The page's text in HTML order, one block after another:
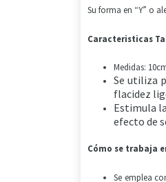
Su forma en “Y” o
Caracteristicas
Medidas:
Se utiliza
flacidez
Estimula
efecto de
Cómo se trabaja
Se emplea